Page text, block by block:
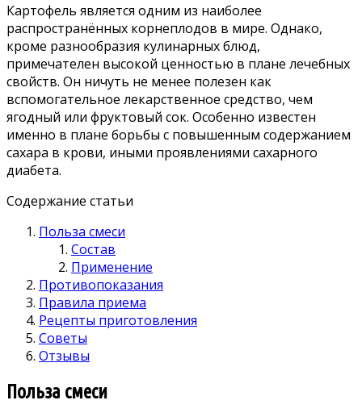
Картофель является одним из наиболее
распространённых корнеплодов в мире. Однако,
кроме разнообразия кулинарных блюд,
примечателен высокой ценностью в плане лечебных
свойств. Он ничуть не менее полезен как
вспомогательное лекарственное средство, чем
ягодный или фруктовый сок. Особенно известен
именно в плане борьбы с повышенным содержанием
сахара в крови, иными проявлениями сахарного
диабета.
Содержание статьи
Польза смеси
Состав
Применение
Противопоказания
Правила приема
Рецепты приготовления
Советы
Отзывы
Польза смеси